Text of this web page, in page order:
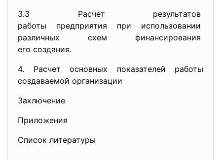
3.3 Расчет результатов
работы предприятия при использовании
различных схем финансирования
его создания.
4. Расчет основных показателей работы
создаваемой организации
Заключение
Приложения
Список литературы